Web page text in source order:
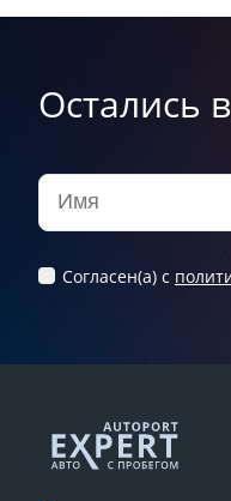
Остались
Согласен(а) c